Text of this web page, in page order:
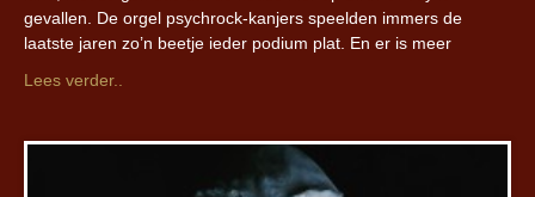
gevallen. De orgel psychrock-kanjers speelden immers de
laatste jaren zo’n beetje ieder podium plat. En er is meer
Lees verder..